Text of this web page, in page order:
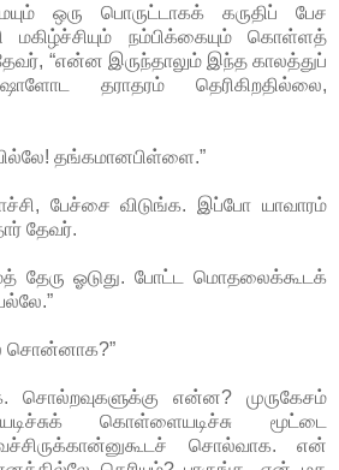
ஒரு பொருட்டாகக் கருதிப் பேச
நம்பிக்கையும் கொள்ளத்
“என்ன இருந்தாலும் இந்த காலத்துப்
தராதரம் தெரிகிறதில்லை,
தங்கமானபிள்ளை.”
பேச்சை விடுங்க. இப்போ யாவாரம்
தேவர்.
தேரு ஓடுது. போட்ட மொதலைக்கூடக்
சொன்னாக?”
என்ன? முருகேசம்
கொள்ளையடிச்சு மூட்டை
சொல்வாக. என்